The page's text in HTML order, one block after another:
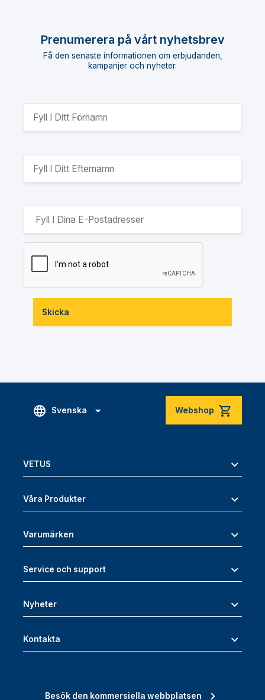
Prenumerera på vårt nyhetsbrev
Få den senaste informationen om erbjudanden,
kampanjer och nyheter.
Skicka
Svenska Webshop
VETUS
Våra Produkter
Varumärken
Service och support
Nyheter
Kontakta
Besök den kommersiella webbplatsen